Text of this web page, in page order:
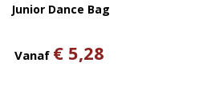
Junior Dance Bag
Vanaf € 5,28